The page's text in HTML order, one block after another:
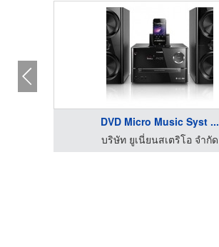
DVD Micro Music Syst ...
บริษัท ยูเนี่ยนสเตริโอ จำกัด